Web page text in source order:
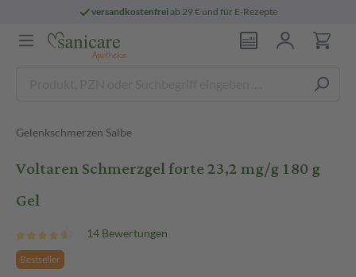
ab 29 € und für E-Rezepte
Gelenkschmerzen Salbe
Voltaren Schmerzgel forte 23,2 mg/g 180 g
Gel
14 Bewertungen
Bestseller